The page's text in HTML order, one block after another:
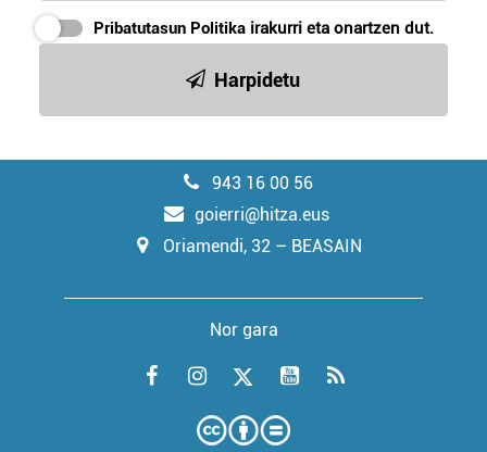
Pribatutasun Politika irakurri eta onartzen dut.
Harpidetu
943 16 00 56
goierri@hitza.eus
Oriamendi, 32 – BEASAIN
Nor gara